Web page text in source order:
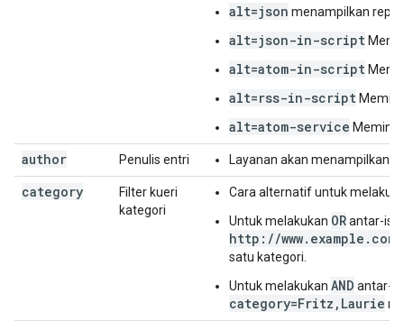
alt=json menampilkan
alt=json-in-script
alt=atom-in-script
alt=rss-in-script
alt=atom-service
author Penulis entri Layanan akan menampilkan
category
Filter kueri
kategori
Cara alternatif untuk
Untuk melakukan ORantar-
http://
satu kategori.
Untuk melakukan AND antar-
category=Fritz,Laurie